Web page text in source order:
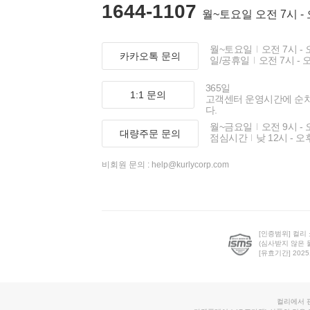
1644-1107 월~토요일 오전 7시 -
카카오톡 문의
월~토요일
오전 7시 -
일/공휴일
오전 7시 -
1:1 문의
365일
고객센터 운영시간에 순
다.
대량주문 문의
월~금요일
오전 9시 -
점심시간
낮 12시 - 오
비회원 문의 : help@kurlycorp.com
[인증범위] 컬리
(심사받지 않은
[유효기간]
컬리에서